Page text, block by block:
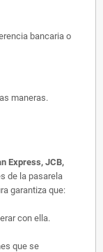
bancaria o
maneras.
Express, JCB,
de la pasarela
garantiza que:
con ella.
que se